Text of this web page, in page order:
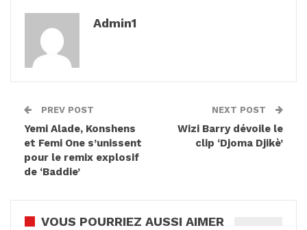
Admin1
PREV POST
Yemi Alade, Konshens
et Femi One s’unissent
pour le remix explosif
de ‘Baddie’
NEXT POST
Wizi Barry dévoile le
clip ‘Djoma Djikè’
VOUS POURRIEZ AUSSI AIMER